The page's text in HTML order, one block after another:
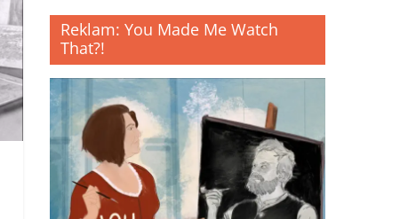
Reklam: You Made Me Watch
That?!